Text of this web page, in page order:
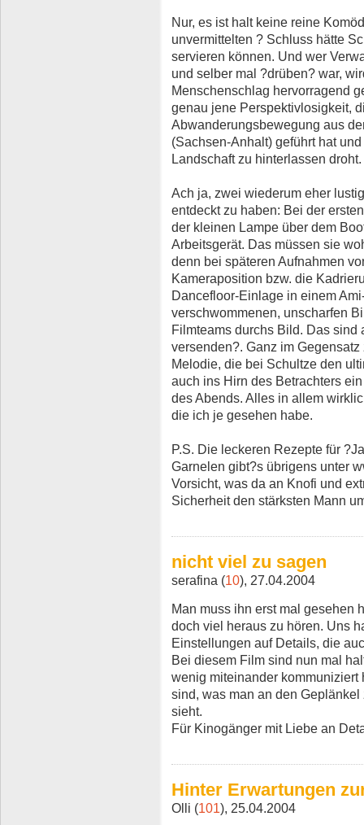
Nur, es ist halt keine reine
unvermittelten ? Schluss hätte
servieren können. Und wer
und selber mal ?drüben? war,
Menschenschlag hervorragend
genau jene Perspektivlosigkeit,
Abwanderungsbewegung aus
(Sachsen-Anhalt) geführt hat
Landschaft zu hinterlassen droht.
Ach ja, zwei wiederum eher
entdeckt zu haben: Bei der
der kleinen Lampe über dem
Arbeitsgerät. Das müssen sie
denn bei späteren Aufnahmen
Kameraposition bzw. die
Dancefloor-Einlage in einem
verschwommenen, unscharfen
Filmteams durchs Bild. Das sind
versenden?. Ganz im
Melodie, die bei Schultze den
auch ins Hirn des Betrachters
des Abends. Alles in allem
die ich je gesehen habe.
P.S. Die leckeren Rezepte für
Garnelen gibt?s übrigens unter
Vorsicht, was da an Knofi und
Sicherheit den stärksten Mann
nicht viel zu sagen
serafina (10), 27.04.2004
Man muss ihn erst mal gesehen
doch viel heraus zu hören. Uns
Einstellungen auf Details, die
Bei diesem Film sind nun mal
wenig miteinander
sind, was man an den
sieht.
Für Kinogänger mit Liebe an
Hinter Erwartungen
Olli (101), 25.04.2004